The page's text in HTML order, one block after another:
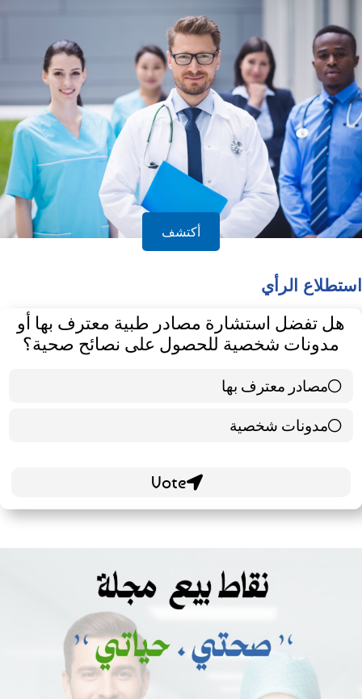
أكتشف
استطلاع الرأي
هل تفضل استشارة مصادر طبية معترف بها أو
مدونات شخصية للحصول على نصائح صحية؟
مصادر معترف بها
39 ( 65 % )
مدونات شخصية
21 ( 35 % )